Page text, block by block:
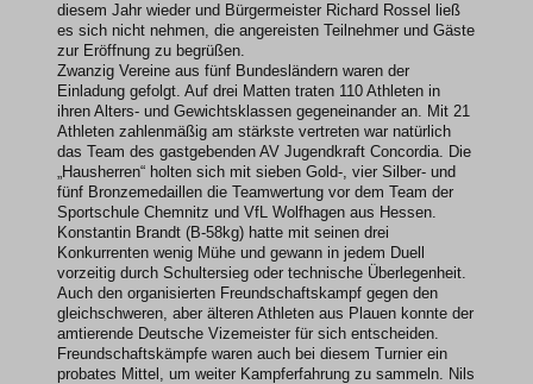
diesem Jahr wieder und Bürgermeister Richard Rossel ließ
es sich nicht nehmen, die angereisten Teilnehmer und Gäste
zur Eröffnung zu begrüßen.
Zwanzig Vereine aus fünf Bundesländern waren der
Einladung gefolgt. Auf drei Matten traten 110 Athleten in
ihren Alters- und Gewichtsklassen gegeneinander an. Mit 21
Athleten zahlenmäßig am stärkste vertreten war natürlich
das Team des gastgebenden AV Jugendkraft Concordia. Die
„Hausherren“ holten sich mit sieben Gold-, vier Silber- und
fünf Bronzemedaillen die Teamwertung vor dem Team der
Sportschule Chemnitz und VfL Wolfhagen aus Hessen.
Konstantin Brandt (B-58kg) hatte mit seinen drei
Konkurrenten wenig Mühe und gewann in jedem Duell
vorzeitig durch Schultersieg oder technische Überlegenheit.
Auch den organisierten Freundschaftskampf gegen den
gleichschweren, aber älteren Athleten aus Plauen konnte der
amtierende Deutsche Vizemeister für sich entscheiden.
Freundschaftskämpfe waren auch bei diesem Turnier ein
probates Mittel, um weiter Kampferfahrung zu sammeln. Nils